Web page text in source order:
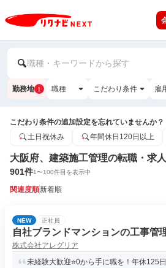
職種・キーワードから探す
勤務地 1 職種 こだわり条件 雇
こだわり条件の追加設定を忘れていませんか？
土日祝休み
年間休日120日以上
大阪府、建築施工管理の転職・求
901件1〜100件目を表示中
関連度順新着順
NEW 正社員
自社ブランドマンションの工事管
株式会社アレグリア
未経験大歓迎⭐0から手に職を！年休125